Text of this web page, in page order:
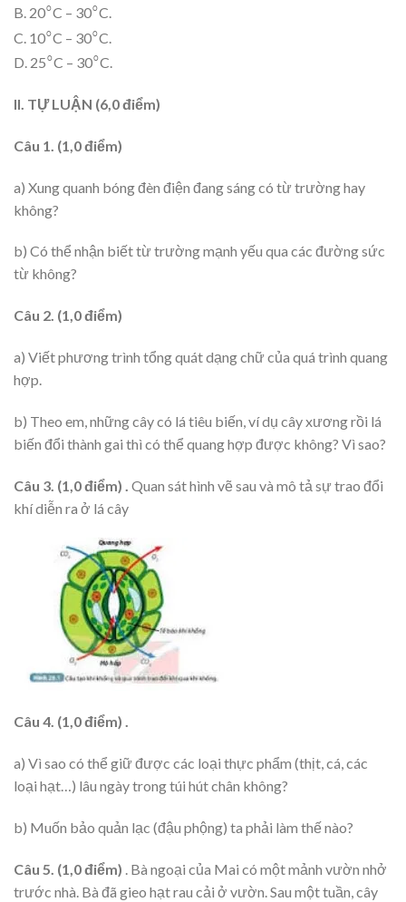
B. 20⸰C – 30⸰C.
C. 10⸰C – 30⸰C.
D. 25⸰C – 30⸰C.
II. TỰ LUẬN (6,0 điểm)
Câu 1. (1,0 điểm)
a) Xung quanh bóng đèn điện đang sáng có từ trường hay
không?
b) Có thể nhận biết từ trường mạnh yếu qua các đường sức
từ không?
Câu 2. (1,0 điểm)
a) Viết phương trình tổng quát dạng chữ của quá trình quang
hợp.
b) Theo em, những cây có lá tiêu biến, ví dụ cây xương rồi lá
biến đổi thành gai thì có thể quang hợp được không? Vì sao?
Câu 3. (1,0 điểm) . Quan sát hình vẽ sau và mô tả sự trao đổi
khí diễn ra ở lá cây
Câu 4. (1,0 điểm) .
a) Vì sao có thể giữ được các loại thực phẩm (thịt, cá, các
loại hạt…) lâu ngày trong túi hút chân không?
b) Muốn bảo quản lạc (đậu phộng) ta phải làm thế nào?
Câu 5. (1,0 điểm) . Bà ngoại của Mai có một mảnh vườn nhở
trước nhà. Bà đã gieo hạt rau cải ở vườn. Sau một tuần, cây